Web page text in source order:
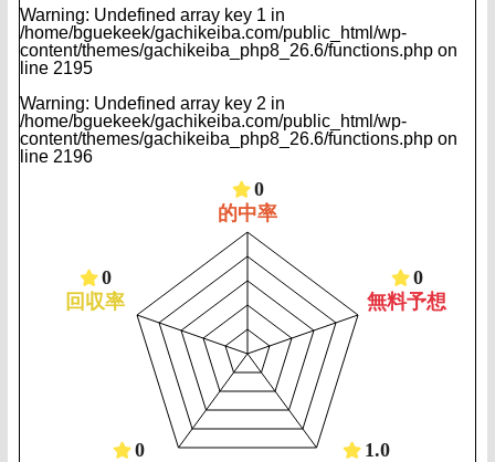
Warning: Undefined array key 1 in
/home/bguekeek/gachikeiba.com/public_html/wp-
content/themes/gachikeiba_php8_26.6/functions.php on
line 2195
Warning: Undefined array key 2 in
/home/bguekeek/gachikeiba.com/public_html/wp-
content/themes/gachikeiba_php8_26.6/functions.php on
line 2196
0
的中率
0
回収率
0 1.0
0
無料予想